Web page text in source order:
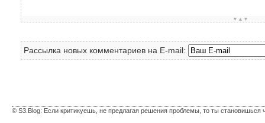
▼▲▼
Рассылка новых комментариев на E-mail:
© S3.Blog: Если критикуешь, не предлагая решения проблемы, то ты становишься